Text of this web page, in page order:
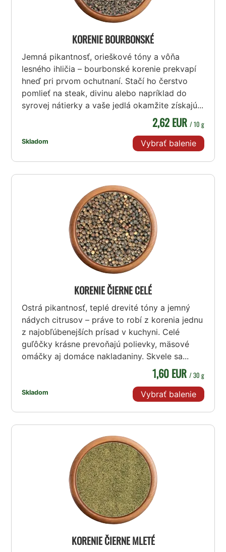
KORENIE BOURBONSKÉ
Jemná pikantnosť, orieškové tóny a vôňa
lesného ihličia – bourbonské korenie prekvapí
hneď pri prvom ochutnaní. Stačí ho čerstvo
pomlieť na steak, divinu alebo napríklad do
syrovej nátierky a vaše jedlá okamžite získajú...
Skladom
2,62 EUR / 10 g
Vybrať balenie
KORENIE ČIERNE CELÉ
Ostrá pikantnosť, teplé drevité tóny a jemný
nádych citrusov – práve to robí z korenia jednu
z najobľúbenejších prísad v kuchyni. Celé
guľôčky krásne prevoňajú polievky, mäsové
omáčky aj domáce nakladaniny. Skvele sa...
Skladom
1,60 EUR / 30 g
Vybrať balenie
KORENIE ČIERNE MLETÉ